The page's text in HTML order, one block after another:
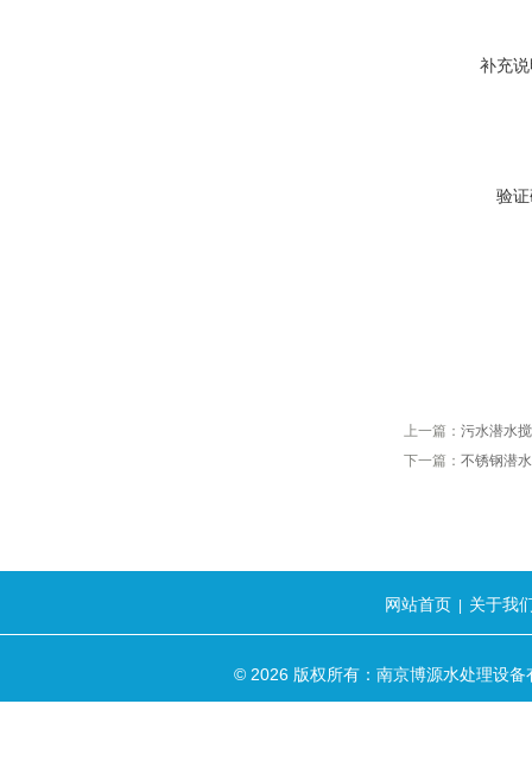
补充
验
上一篇： 污水潜水
下一篇： 不锈钢潜
网站首页 关于我
© 2026 版权所有：南京博源水处理设